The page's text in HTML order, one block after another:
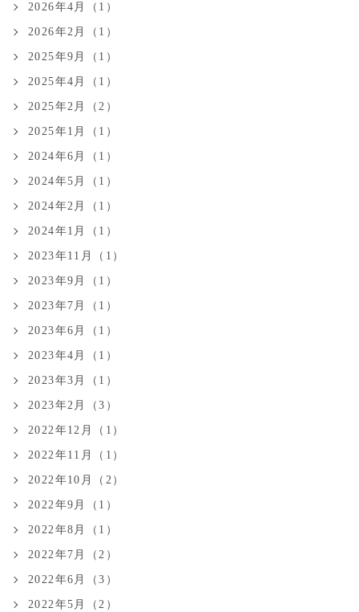
2026年4月（1）
2026年2月（1）
2025年9月（1）
2025年4月（1）
2025年2月（2）
2025年1月（1）
2024年6月（1）
2024年5月（1）
2024年2月（1）
2024年1月（1）
2023年11月（1）
2023年9月（1）
2023年7月（1）
2023年6月（1）
2023年4月（1）
2023年3月（1）
2023年2月（3）
2022年12月（1）
2022年11月（1）
2022年10月（2）
2022年9月（1）
2022年8月（1）
2022年7月（2）
2022年6月（3）
2022年5月（2）